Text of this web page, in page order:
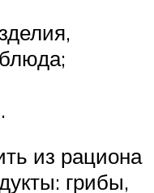
из рациона
грибы,